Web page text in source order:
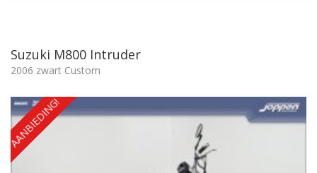
Suzuki M800 Intruder
2006 zwart Custom
AANBIEDING!